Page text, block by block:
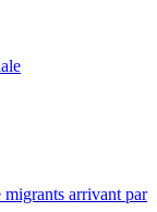
migrants arrivant par